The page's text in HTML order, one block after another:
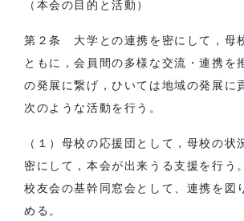
（本会の目的と活動）
第２条 大学との連携を密にして，母
ともに，会員間の多様な交流・連携を
の発展に繋げ，ひいては地域の発展に
次のような活動を行う。
（１）母校の応援団として，母校の状
密にして，本会が出来うる支援を行う
校友会の基幹同窓会として、連携を図
める。